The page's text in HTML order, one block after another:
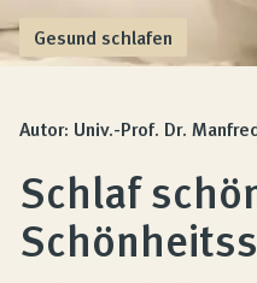
Produkte
Qualität und
Gesund schlafen
Autor: Univ.-Prof. Dr.
Schlaf